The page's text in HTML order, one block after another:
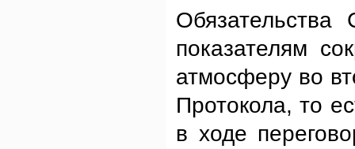
Обязательства
показателям
атмосферу во
Протокола, то
в ходе